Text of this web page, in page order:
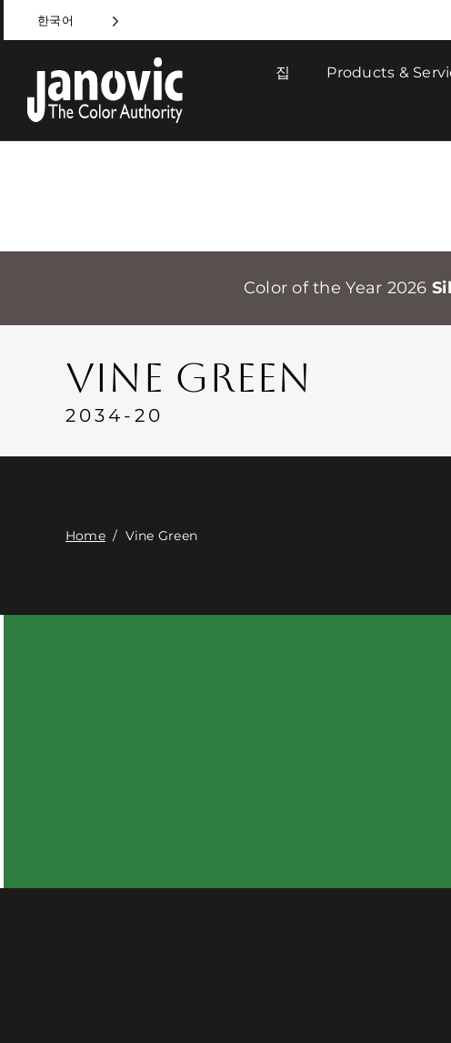
to
content
한국어
집 Products &
Color of the Year 2026
VINE GREEN
2034-20
Home/ Vine Green